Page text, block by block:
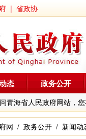
| 省政协
青海省人民政府网站，
态 政务公开
网 / 政务公开 / 新闻动